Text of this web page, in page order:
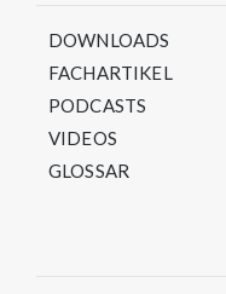
DOWNLOADS
FACHARTIKEL
PODCASTS
VIDEOS
GLOSSAR